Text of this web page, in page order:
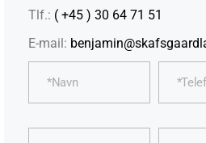
Tlf.: ( +45 ) 30 64 71 51
E-mail: